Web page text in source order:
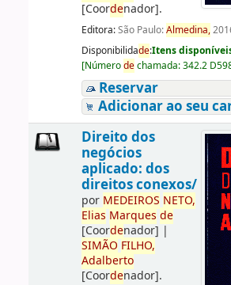
[Coordenador].
Editora:São Paulo:Almedina,
Disponibilidade:Itens
[Númerodechamada:342.2
Reservar
Adicionar ao seu
Direito dos
negócios
aplicado: dos
direitos conexos/
por MEDEIROS NETO,
Elias Marques de
[Coordenador] |
SIMÃO FILHO,
Adalberto
[Coordenador].